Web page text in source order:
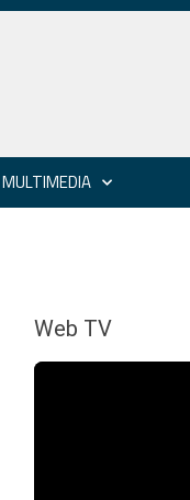
MULTIMEDIA
Web TV